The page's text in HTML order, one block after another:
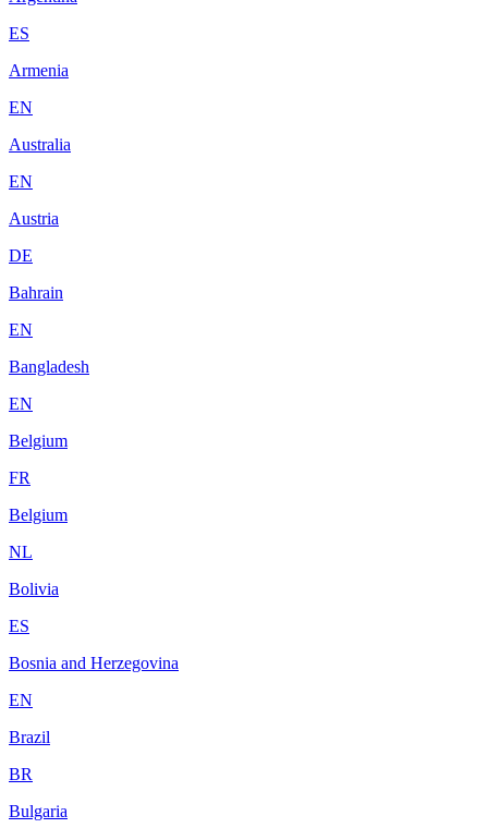
ES
Armenia
EN
Australia
EN
Austria
DE
Bahrain
EN
Bangladesh
EN
Belgium
FR
Belgium
NL
Bolivia
ES
Bosnia and Herzegovina
EN
Brazil
BR
Bulgaria